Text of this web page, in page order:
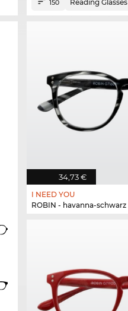
150 Reading Glasses
34,73 €
I NEED YOU
ROBIN - havanna-schwarz